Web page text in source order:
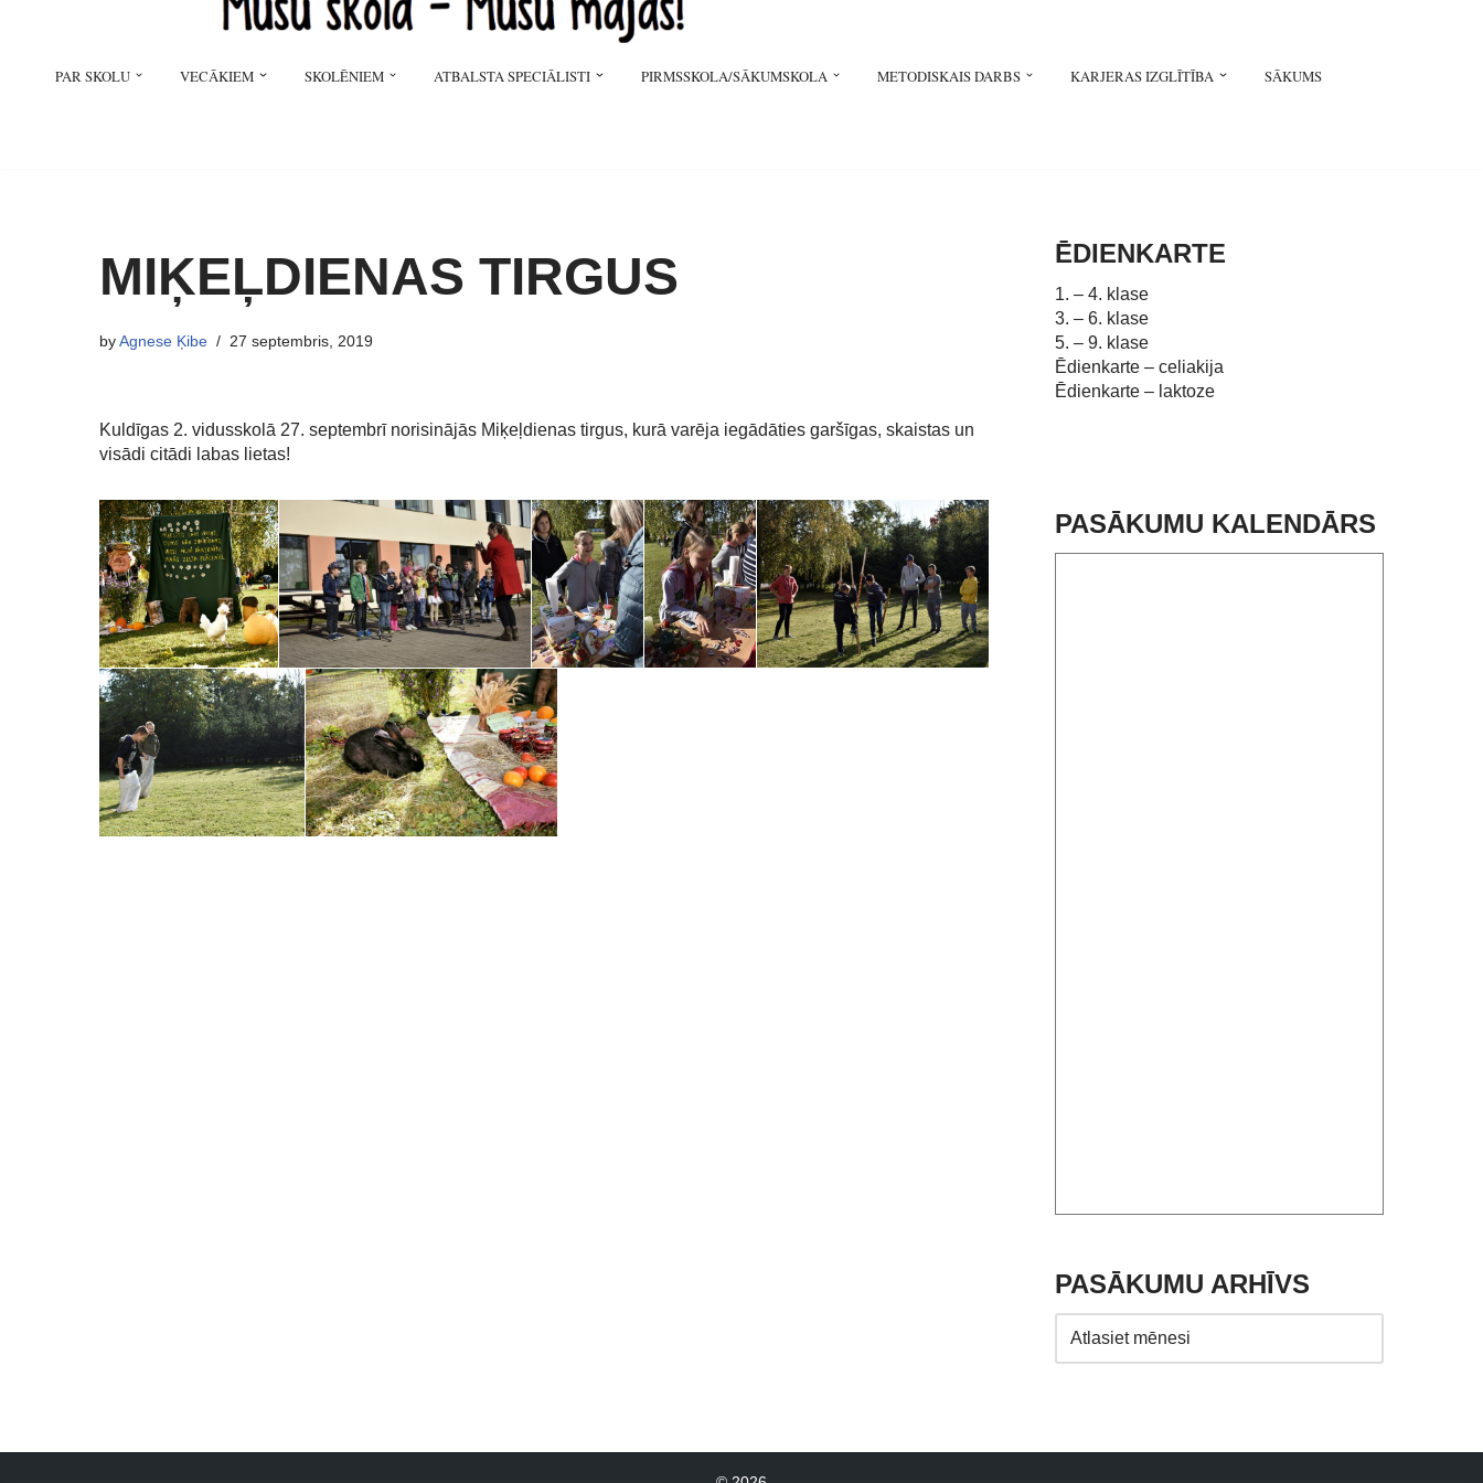
PAR SKOLU VECĀKIEM SKOLĒNIEM ATBALSTA SPECIĀLISTI PIRMSSKOLA/SĀKUMSKOLA METODISKAIS DARBS KARJERAS IZGLĪTĪBA SĀKUMS
MIĶEĻDIENAS TIRGUS
byAgnese Ķibe 27 septembris, 2019
Kuldīgas 2. vidusskolā 27. septembrī norisinājās Miķeļdienas tirgus, kurā varēja iegādāties garšīgas, skaistas un
visādi citādi labas lietas!
ĒDIENKARTE
1. – 4. klase
3. – 6. klase
5. – 9. klase
Ēdienkarte – celiakija
Ēdienkarte – laktoze
PASĀKUMU KALENDĀRS
PASĀKUMU ARHĪVS